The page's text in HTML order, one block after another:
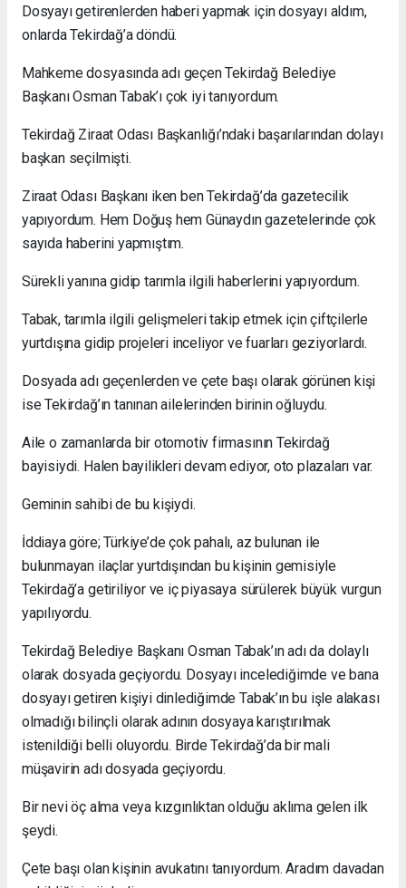
Dosyayı getirenlerden haberi yapmak için dosyayı aldım,
onlarda Tekirdağ’a döndü.
Mahkeme dosyasında adı geçen Tekirdağ Belediye
Başkanı Osman Tabak’ı çok iyi tanıyordum.
Tekirdağ Ziraat Odası Başkanlığı’ndaki başarılarından dolayı
başkan seçilmişti.
Ziraat Odası Başkanı iken ben Tekirdağ’da gazetecilik
yapıyordum. Hem Doğuş hem Günaydın gazetelerinde çok
sayıda haberini yapmıştım.
Sürekli yanına gidip tarımla ilgili haberlerini yapıyordum.
Tabak, tarımla ilgili gelişmeleri takip etmek için çiftçilerle
yurtdışına gidip projeleri inceliyor ve fuarları geziyorlardı.
Dosyada adı geçenlerden ve çete başı olarak görünen kişi
ise Tekirdağ’ın tanınan ailelerinden birinin oğluydu.
Aile o zamanlarda bir otomotiv firmasının Tekirdağ
bayisiydi. Halen bayilikleri devam ediyor, oto plazaları var.
Geminin sahibi de bu kişiydi.
İddiaya göre; Türkiye’de çok pahalı, az bulunan ile
bulunmayan ilaçlar yurtdışından bu kişinin gemisiyle
Tekirdağ’a getiriliyor ve iç piyasaya sürülerek büyük vurgun
yapılıyordu.
Tekirdağ Belediye Başkanı Osman Tabak’ın adı da dolaylı
olarak dosyada geçiyordu. Dosyayı incelediğimde ve bana
dosyayı getiren kişiyi dinlediğimde Tabak’ın bu işle alakası
olmadığı bilinçli olarak adının dosyaya karıştırılmak
istenildiği belli oluyordu. Birde Tekirdağ’da bir mali
müşavirin adı dosyada geçiyordu.
Bir nevi öç alma veya kızgınlıktan olduğu aklıma gelen ilk
şeydi.
Çete başı olan kişinin avukatını tanıyordum. Aradım davadan